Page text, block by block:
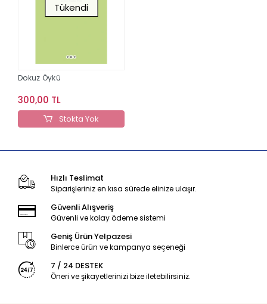
Tükendi
Dokuz Öykü
300,00 TL
Stokta Yok
Hızlı Teslimat
Siparişleriniz en kısa sürede elinize ulaşır.
Güvenli Alışveriş
Güvenli ve kolay ödeme sistemi
Geniş Ürün Yelpazesi
Binlerce ürün ve kampanya seçeneği
7 / 24 DESTEK
Öneri ve şikayetlerinizi bize iletebilirsiniz.